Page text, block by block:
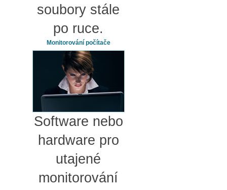
soubory stále
po ruce.
Monitorování počítače
Software nebo
hardware pro
utajené
monitorování